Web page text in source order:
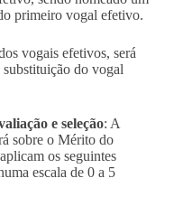
primeiro vogal efetivo.
vogais efetivos, será
do vogal
e seleção: A
sobre o Mérito do
os seguintes
escala de 0 a 5